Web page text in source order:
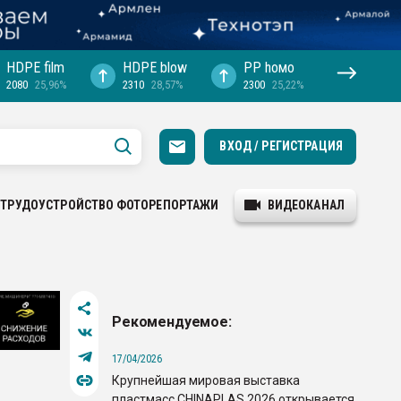
HDPE film
2080 25,96%
HDPE blow
2310 28,57%
PP hомо
2300 25,22%
ВХОД / РЕГИСТРАЦИЯ
ТРУДОУСТРОЙСТВО ФОТОРЕПОРТАЖИ ВИДЕОКАНАЛ
Рекомендуемое:
17/04/2026
Крупнейшая мировая выставка